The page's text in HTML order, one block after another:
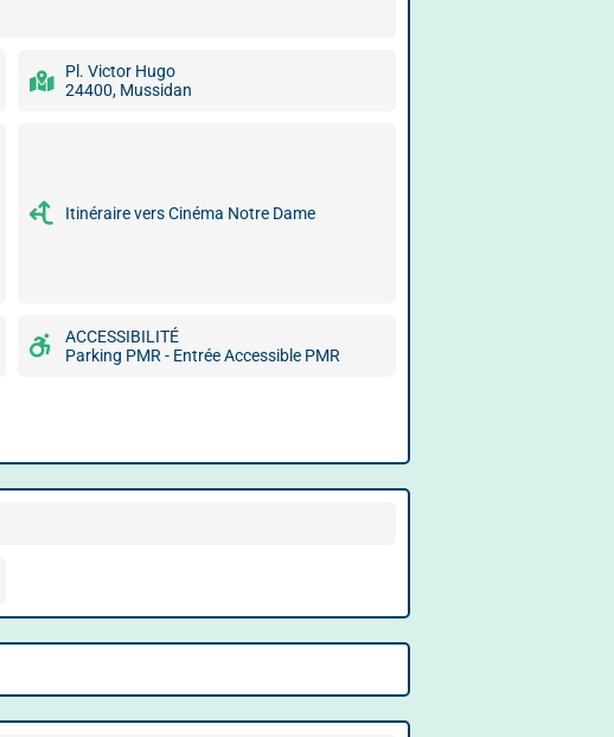
Pl. Victor Hugo
24400, Mussidan
Itinéraire vers Cinéma Notre Dame
ACCESSIBILITÉ
Parking PMR - Entrée Accessible PMR